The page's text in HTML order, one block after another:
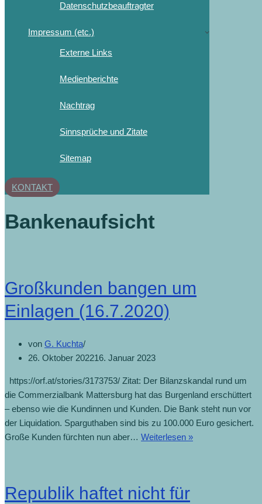
Datenschutzbeauftragter
Impressum (etc.)
Externe Links
Medienberichte
Nachtrag
Sinnsprüche und Zitate
Sitemap
KONTAKT
Bankenaufsicht
Großkunden bangen um
Einlagen (16.7.2020)
von G. Kuchta
26. Oktober 202216. Januar 2023
https://orf.at/stories/3173753/ Zitat: Der Bilanzskandal rund um
die Commerzialbank Mattersburg hat das Burgenland erschüttert
– ebenso wie die Kundinnen und Kunden. Die Bank steht nun vor
der Liquidation. Sparguthaben sind bis zu 100.000 Euro gesichert.
Große Kunden fürchten nun aber… Weiterlesen »Großkunden
Republik haftet nicht für